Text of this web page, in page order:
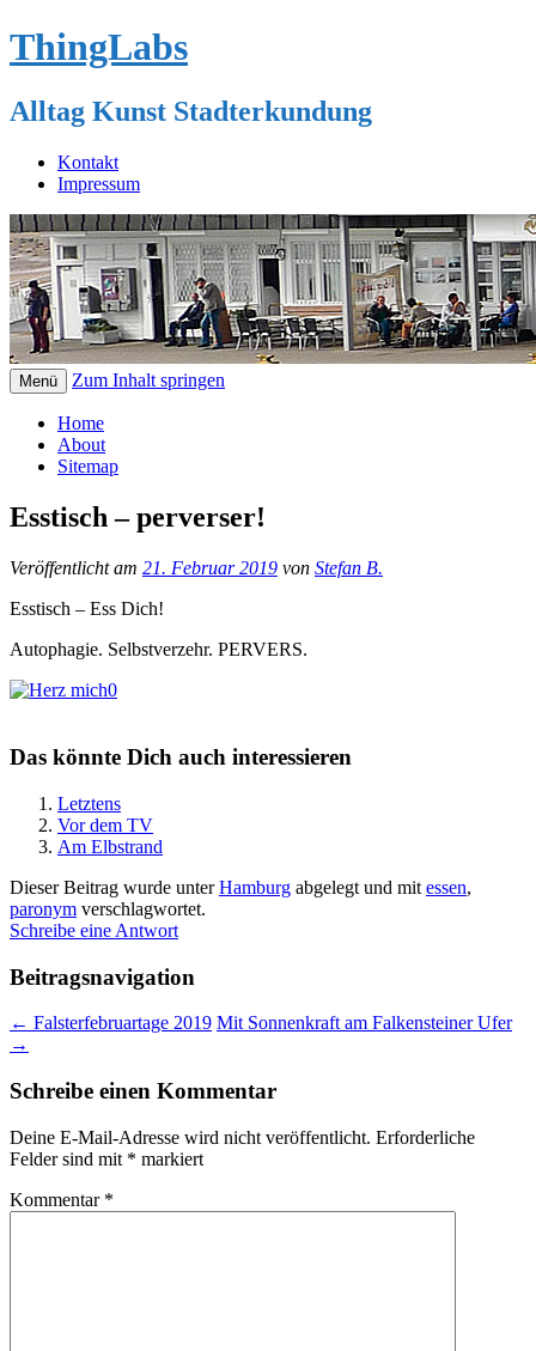
ThingLabs
Alltag Kunst Stadterkundung
Kontakt
Impressum
Menü Zum Inhalt springen
Home
About
Sitemap
Esstisch – perverser!
Veröffentlicht am 21. Februar 2019 von Stefan B.
Esstisch – Ess Dich!
Autophagie. Selbstverzehr. PERVERS.
0
Das könnte Dich auch interessieren
Letztens
Vor dem TV
Am Elbstrand
Dieser Beitrag wurde unterHamburg abgelegt und mit essen,
paronym verschlagwortet.
Schreibe eine Antwort
Beitragsnavigation
← Falsterfebruartage 2019 Mit Sonnenkraft am Falkensteiner Ufer
→
Schreibe einen Kommentar
Deine E-Mail-Adresse wird nicht veröffentlicht. Erforderliche
Felder sind mit * markiert
Kommentar *